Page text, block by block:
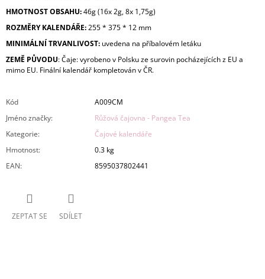
HMOTNOST OBSAHU:46g (16x 2g, 8x 1,75g)
ROZMĚRY KALENDÁŘE:255 * 375 * 12 mm
MINIMÁLNÍ TRVANLIVOST: uvedena na příbalovém letáku
ZEMĚ PŮVODU: Čaje: vyrobeno v Polsku ze surovin pocházejících z EU a
mimo EU. Finální kalendář kompletován v ČR.
Kód
A009CM
Jméno značky:
Růžová čajovna - Pangea Tea
Kategorie:
Čajové kalendáře
Hmotnost:
0.3 kg
EAN: 8595037802441
ZEPTAT SE SDÍLET